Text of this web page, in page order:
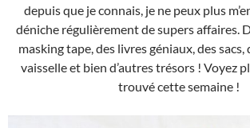
depuis que je connais, je ne peux plus
déniche régulièrement de supers affaires.
masking tape, des livres géniaux, des sacs,
vaisselle et bien d’autres trésors ! Voyez
trouvé cette semaine !